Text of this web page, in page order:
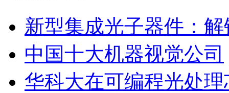
新型集成光子器件：
中国十大机器视觉公司
华科大在可编程光处